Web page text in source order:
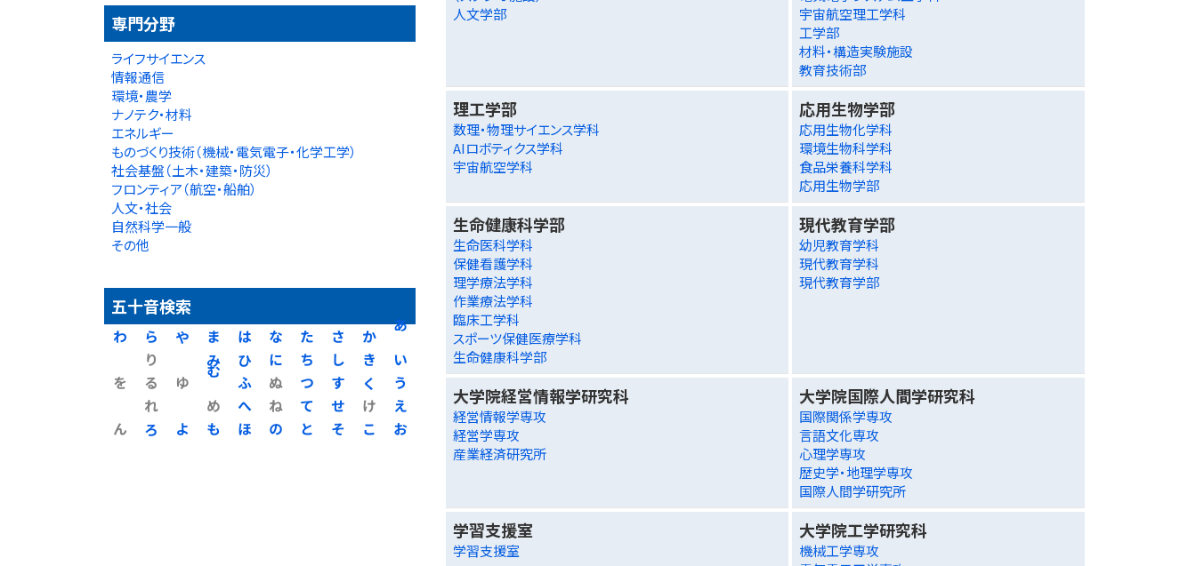
専門分野
ライフサイエンス
情報通信
環境・農学
ナノテク・材料
エネルギー
ものづくり技術（機械・電気電子・化学工学）
社会基盤（土木・建築・防災）
フロンティア（航空・船舶）
人文・社会
自然科学一般
その他
五十音検索
あ
い
う
え
お
か
き
く
け
こ
さ
し
す
せ
そ
た
ち
つ
て
と
な
に
ぬ
ね
の
は
ひ
ふ
へ
ほ
ま
み
む
め
も
や
ゆ
よ
ら
り
る
れ
ろ
わ
を
ん
人文学部
宇宙航空理工学科
工学部
材料・構造実験施設
教育技術部
理工学部
数理・物理サイエンス学科
AIロボティクス学科
宇宙航空学科
応用生物学部
応用生物化学科
環境生物科学科
食品栄養科学科
応用生物学部
生命健康科学部
生命医科学科
保健看護学科
理学療法学科
作業療法学科
臨床工学科
スポーツ保健医療学科
生命健康科学部
現代教育学部
幼児教育学科
現代教育学科
現代教育学部
大学院経営情報学研究科
経営情報学専攻
経営学専攻
産業経済研究所
大学院国際人間学研究科
国際関係学専攻
言語文化専攻
心理学専攻
歴史学・地理学専攻
国際人間学研究所
学習支援室
学習支援室
大学院工学研究科
機械工学専攻